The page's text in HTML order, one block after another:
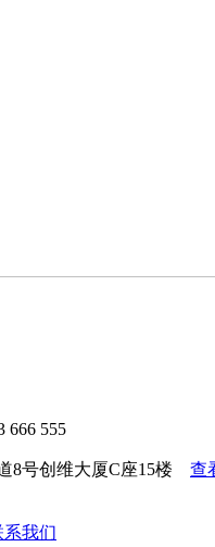
666 555
8号创维大厦C座15楼 查
系我们